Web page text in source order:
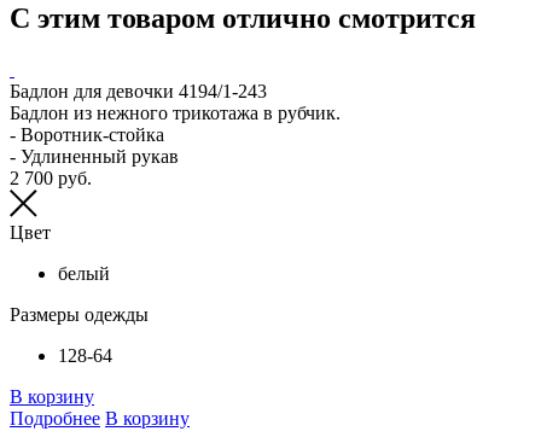
С этим товаром отлично смотрится
Бадлон для девочки 4194/1-243
Бадлон из нежного трикотажа в рубчик.
- Воротник-стойка
- Удлиненный рукав
2 700 руб.
Цвет
белый
Размеры одежды
128-64
В корзину
Подробнее В корзину